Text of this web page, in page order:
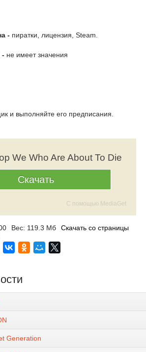
- пиратки, лицензия, Steam.
- не имеет значения
и выполняйте его предписания.
We Who Are About To Die
Скачать
С помощью MediaGet
Вес: 119.3 Мб
Скачать со страницы
Generation